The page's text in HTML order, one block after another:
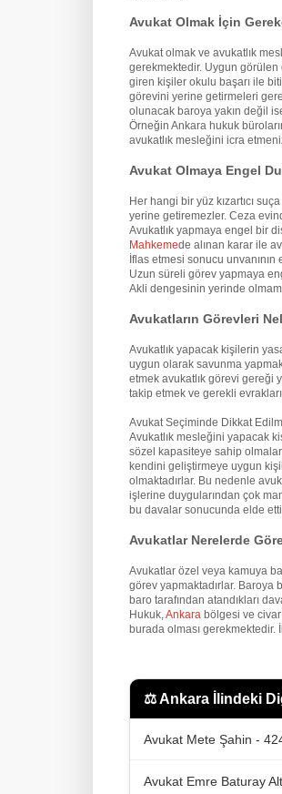
Avukat Olmak İçin
Avukat olmak ve avukatlık
gerekmektedir. Uygun görülen
giren kişiler okulu başarı ile
görevini yerine getirmeleri
olunacak baroya yakın değil
Örneğin Ankara hukuk
avukatlık mesleğini icra
Avukat Olmaya Engel
Her hangi bir yüz kızartıcı
yerine getiremezler. Ceza
Avukatlık yapmaya engel bir
Mahkemede alınan karar ile
İflas etmesi sonucu
Uzun süreli görev yapmaya
Akli dengesinin yerinde
Avukatların Görevleri
Avukatlık yapacak kişilerin
uygun olarak savunma
etmek avukatlık görevi gereği
takip etmek ve gerekli
Avukat Seçiminde Dikkat
Avukatlık mesleğini yapacak
sözel kapasiteye sahip
kendini geliştirmeye uygun
olmaktadırlar. Bu nedenle
işlerine duygularından çok
bu davalar sonucunda elde
Avukatlar Nerelerde
Avukatlar özel veya kamuya
görev yapmaktadırlar. Baroya
baro tarafından atandıkları
Hukuk,Ankara bölgesi ve
burada olması gerekmektedir.
⚖️Ankara İlindeki
Avukat Mete Şahin -
Avukat Emre Baturay